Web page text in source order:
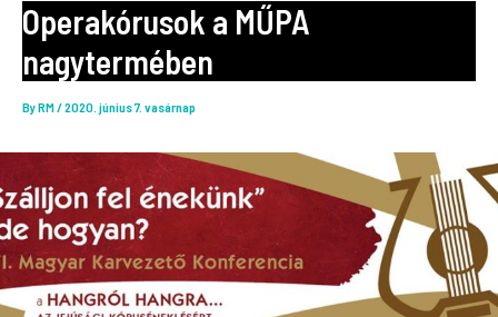
Operakórusok a MŰPA
nagytermében
ByRM/2020. június 7. vasárnap